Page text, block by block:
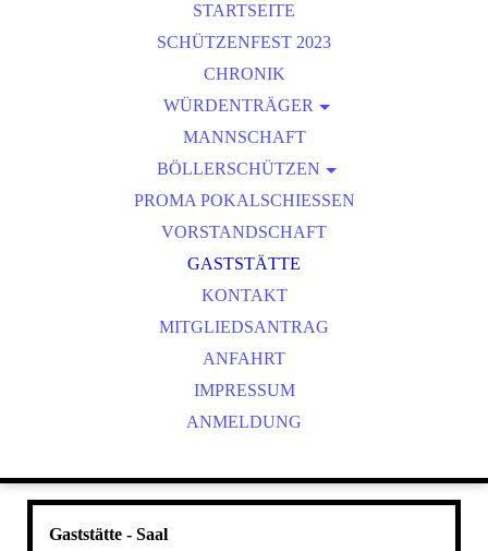
STARTSEITE
SCHÜTZENFEST 2023
CHRONIK
WÜRDENTRÄGER
SCHÜTZENKÖNIGE
VEREINSMEISTER
MANNSCHAFT
BÖLLERSCHÜTZEN
OKTOBERFEST & BÖLLERSCHIESSEN
BILDER HUBERTUSMESSE
VIDEO NEUJAHRSBÖLLERN
BILDER BÖLLER
PROMA POKALSCHIESSEN
VORSTANDSCHAFT
GASTSTÄTTE
KONTAKT
MITGLIEDSANTRAG
ANFAHRT
IMPRESSUM
ANMELDUNG
Gaststätte - Saal